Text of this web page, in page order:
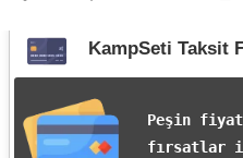
KampSeti Taksit
Peşin
fırsatlar